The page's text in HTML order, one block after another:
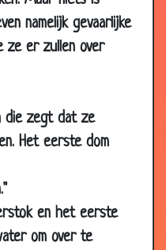
namelijk gevaarlijke
ze er zullen over
die zegt dat ze
Het eerste dom
en het eerste
om over te
3.29
3.35